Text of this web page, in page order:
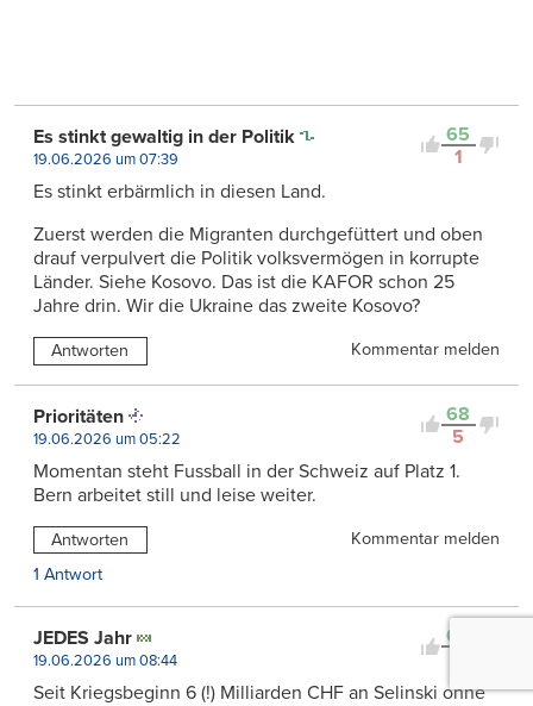
65
1
Es stinkt gewaltig in der Politik
19.06.2026 um 07:39
Es stinkt erbärmlich in diesen Land.
Zuerst werden die Migranten durchgefüttert und oben
drauf verpulvert die Politik volksvermögen in korrupte
Länder. Siehe Kosovo. Das ist die KAFOR schon 25
Jahre drin. Wir die Ukraine das zweite Kosovo?
Antworten Kommentar melden
68
5
Prioritäten
19.06.2026 um 05:22
Momentan steht Fussball in der Schweiz auf Platz 1.
Bern arbeitet still und leise weiter.
Antworten
Kommentar melden
1 Antwort
60
JEDES Jahr
19.06.2026 um 08:44
Seit Kriegsbeginn 6 (!) Milliarden CHF an Selinski ohne